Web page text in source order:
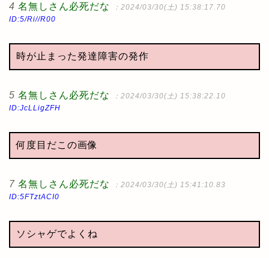
4 名無しさん必死だな
：2024/03/30(土) 15:38:17.70
ID:5/Ri//R00
時が止まった発達障害の発作
5 名無しさん必死だな
：2024/03/30(土) 15:38:22.10
ID:JcLLigZFH
何度目だこの画像
7 名無しさん必死だな
：2024/03/30(土) 15:41:10.83
ID:5FTztACI0
ソシャゲでよくね